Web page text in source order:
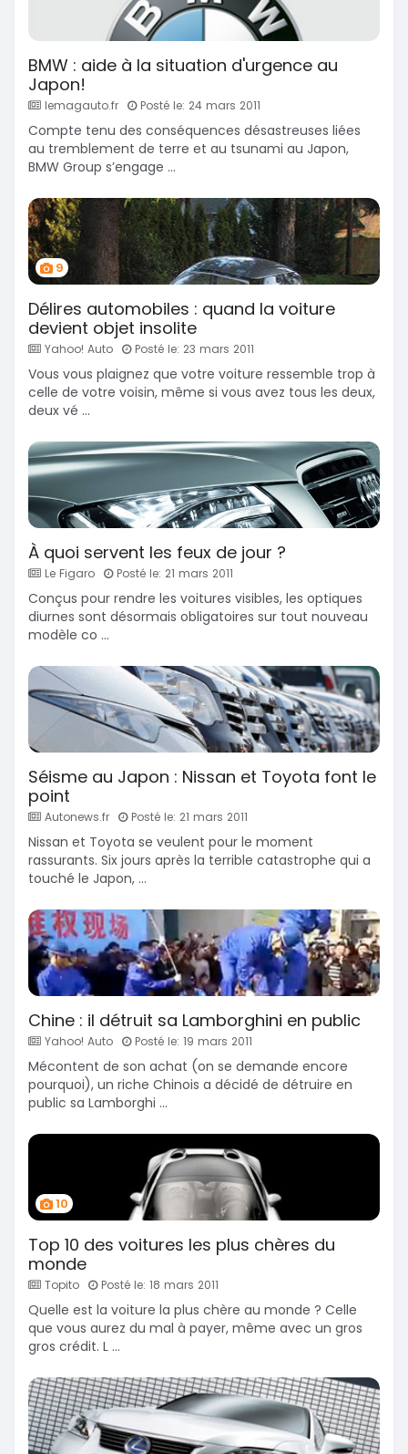
BMW : aide à la situation d'urgence au
Japon!
lemagauto.fr Posté le: 24 mars 2011
Compte tenu des conséquences désastreuses liées
au tremblement de terre et au tsunami au Japon,
BMW Group s’engage ...
9
Délires automobiles : quand la voiture
devient objet insolite
Yahoo! Auto Posté le: 23 mars 2011
Vous vous plaignez que votre voiture ressemble trop à
celle de votre voisin, même si vous avez tous les deux,
deux vé ...
À quoi servent les feux de jour ?
Le Figaro Posté le: 21 mars 2011
Conçus pour rendre les voitures visibles, les optiques
diurnes sont désormais obligatoires sur tout nouveau
modèle co ...
Séisme au Japon : Nissan et Toyota font le
point
Autonews.fr Posté le: 21 mars 2011
Nissan et Toyota se veulent pour le moment
rassurants. Six jours après la terrible catastrophe qui a
touché le Japon, ...
Chine : il détruit sa Lamborghini en public
Yahoo! Auto Posté le: 19 mars 2011
Mécontent de son achat (on se demande encore
pourquoi), un riche Chinois a décidé de détruire en
public sa Lamborghi ...
10
Top 10 des voitures les plus chères du
monde
Topito Posté le: 18 mars 2011
Quelle est la voiture la plus chère au monde ? Celle
que vous aurez du mal à payer, même avec un gros
gros crédit. L ...